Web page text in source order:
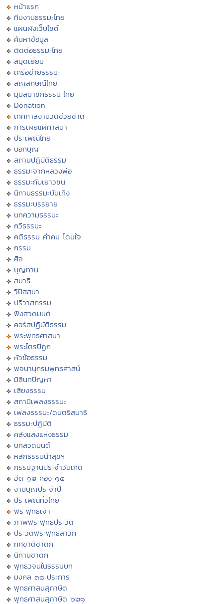
หน้าแรก
ทีมงานธรรมะไทย
แผนผังเว็บไซต์
ค้นหาข้อมูล
ติดต่อธรรมะไทย
สมุดเยี่ยม
เครือข่ายธรรมะ
สัญลักษณ์ไทย
มุมสมาชิกธรรมะไทย
Donation
เทศกาลงานวัดช่วยชาติ
การเผยแผ่ศาสนา
ประเพณีไทย
บอกบุญ
สถานปฏิบัติธรรม
ธรรมะจากหลวงพ่อ
ธรรมะกับเยาวชน
นิทานธรรมะบันเทิง
ธรรมะบรรยาย
บทความธรรมะ
กวีธรรมะ
คติธรรม คำคม โดนใจ
กรรม
ศีล
บุญทาน
สมาธิ
วิปัสสนา
ปริวาสกรรม
ฟังสวดมนต์
คอร์สปฏิบัติธรรม
พระพุทธศาสนา
พระไตรปิฏก
หัวข้อธรรม
พจนานุกรมพุทธศาสน์
มิลินทปัญหา
เสียงธรรม
สถานีเพลงธรรมะ
เพลงธรรมะ/ดนตรีสมาธิ
ธรรมะปฏิบัติ
คลังแสงแห่งธรรม
บทสวดมนต์
หลักธรรมนำสุขฯ
กรรมฐานประจำวันเกิด
ฮีต ๑๒ คอง ๑๔
งานบุญประจำปี
ประเพณีทั่วไทย
พระพุทธเจ้า
ภาพพระพุทธประวัติ
ประวัติพระพุทธสาวก
ทศชาติชาดก
นิทานชาดก
พุทธวจนในธรรมบท
มงคล ๓๘ ประการ
พุทธศาสนสุภาษิต
พุทธศาสนสุภาษิต ๖๒๑